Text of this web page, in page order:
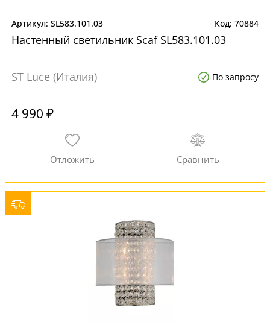
SL583.101.03 70884
Настенный светильник Scaf SL583.101.03
ST Luce (Италия) По запросу
4 990 ₽